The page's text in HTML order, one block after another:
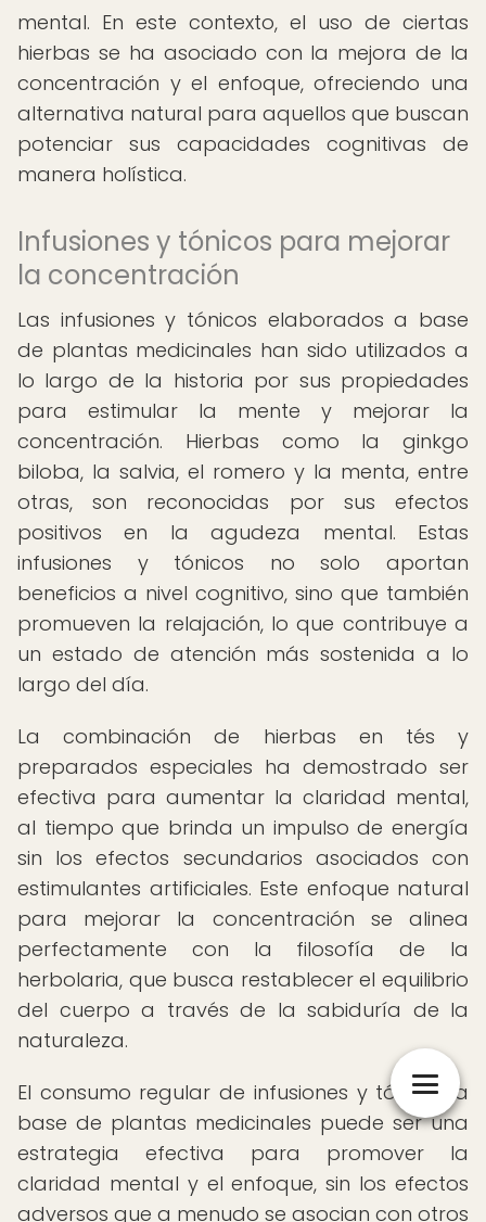
mental. En este contexto, el uso de ciertas
hierbas se ha asociado con la mejora de la
concentración y el enfoque, ofreciendo una
alternativa natural para aquellos que buscan
potenciar sus capacidades cognitivas de
manera holística.
Infusiones y tónicos para mejorar
la concentración
Las infusiones y tónicos elaborados a base
de plantas medicinales han sido utilizados a
lo largo de la historia por sus propiedades
para estimular la mente y mejorar la
concentración. Hierbas como la ginkgo
biloba, la salvia, el romero y la menta, entre
otras, son reconocidas por sus efectos
positivos en la agudeza mental. Estas
infusiones y tónicos no solo aportan
beneficios a nivel cognitivo, sino que también
promueven la relajación, lo que contribuye a
un estado de atención más sostenida a lo
largo del día.
La combinación de hierbas en tés y
preparados especiales ha demostrado ser
efectiva para aumentar la claridad mental,
al tiempo que brinda un impulso de energía
sin los efectos secundarios asociados con
estimulantes artificiales. Este enfoque natural
para mejorar la concentración se alinea
perfectamente con la filosofía de la
herbolaria, que busca restablecer el equilibrio
del cuerpo a través de la sabiduría de la
naturaleza.
El consumo regular de infusiones y tónicos a
base de plantas medicinales puede ser una
estrategia efectiva para promover la
claridad mental y el enfoque, sin los efectos
adversos que a menudo se asocian con otros